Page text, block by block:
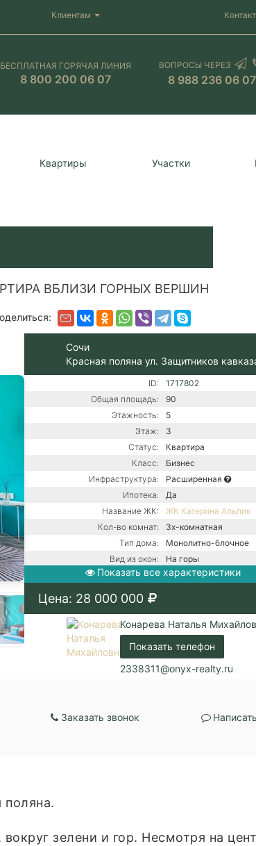
Клиентам
БЕСПЛАТНАЯ ГОРЯЧАЯ ЛИНИЯ
8 800 200 06 07
ВОПРОСЫ ЧЕРЕЗ
8 988 236 06 07
Квартиры Участки
ВБЛИЗИ ГОРНЫХ ВЕРШИН
Сочи
Красная поляна ул. Защитников
ID:
1717802
Общая площадь:
90
Этажность:
5
Этаж:
3
Статус:
Квартира
Класс:
Бизнес
Инфраструктура:
Расширенная
Ипотека:
Да
Название ЖК:
ЖК Катерина Альпик
Кол-во комнат:
3х-комнатная
Тип дома:
Монолитно-блочное
Вид из окон:
На горы
Ремонт:
С ремонтом
Балкон:
Коммуникации:
Центральное
Центральное
Парковка:
Придомовая
Показать все характеристики
Цена: 28 000 000
Конарева Наталья
Показать телефон
2338311@onyx-realty.ru
Заказать звонок
пoляна.
зелени и гоp. Несмотpя нa